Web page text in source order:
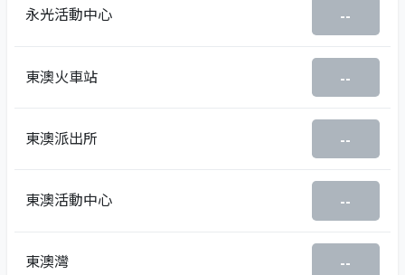
永光活動中心 --
東澳火車站 --
東澳派出所 --
東澳活動中心 --
東澳灣 --